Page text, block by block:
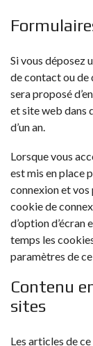
Si vous déposez
de contact ou de
sera proposé
et site web dans
d’un an.
Lorsque vous
est mis en place
connexion et vos
cookie de
d’option d’écran
temps les
paramètres de
Contenu
sites
Les articles de